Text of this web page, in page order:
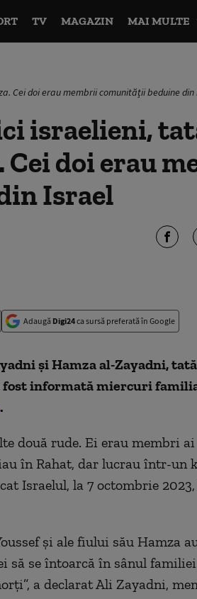
TV MAGAZIN MAI MULTE
Cei doi erau membrii comunității beduine
israelieni,
Cei doi erau
Israel
Adaugă Digi24ca sursă preferată în Google
și Hamza al-Zayadni,
fost informată miercuri
.
două rude. Ei erau membri ai
în Rahat, dar lucrau într-un
Israelul, la 7 octombrie
și ale fiului său Hamza
să se întoarcă în sânul
a declarat Ali Zayadni,